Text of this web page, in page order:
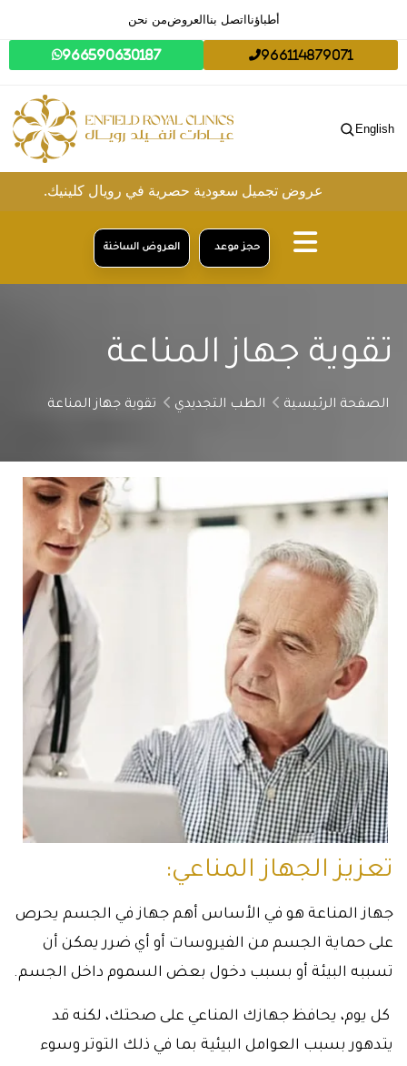
من نحنالعروض اتصل بنا أطباؤنا
966590630187 966114879071
English
عروض تجميل سعودية حصرية في رويال كلينيك.
العروض الساخنة حجز موعد
تقوية جهاز المناعة
الصفحة الرئيسية الطب التجديدي تقوية جهاز المناعة
تعزيز الجهاز المناعي:
جهاز المناعة هو في الأساس أهم جهاز في الجسم يحرص
على حماية الجسم من الفيروسات أو أي ضرر يمكن أن
تسببه البيئة أو بسبب دخول بعض السموم داخل الجسم.
كل يوم، يحافظ جهازك المناعي على صحتك، لكنه قد
يتدهور بسبب العوامل البيئية بما في ذلك التوتر وسوء